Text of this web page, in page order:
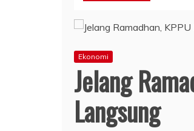
Ekonomi
Jelang
Langsung